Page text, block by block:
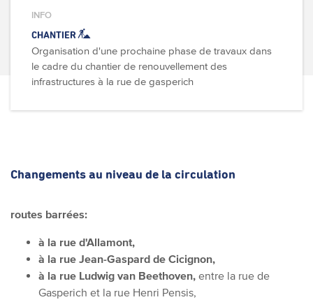
INFO
CHANTIER
Organisation d'une prochaine phase de travaux dans
le cadre du chantier de renouvellement des
infrastructures à la rue de gasperich
Changements au niveau de la circulation
routes barrées:
à la rue d'Allamont,
à la rue Jean-Gaspard de Cicignon,
à la rue Ludwig van Beethoven, entre la rue de
Gasperich et la rue Henri Pensis,